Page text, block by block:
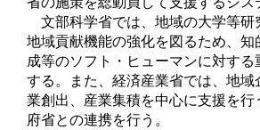
文部科学省では、地域の大学等研
地域貢献機能の強化を図るため、知
成等のソフト・ヒューマンに対す
する。また、経済産業省では、地域
業創出、産業集積を中心に支援を行
府省との連携を行う。